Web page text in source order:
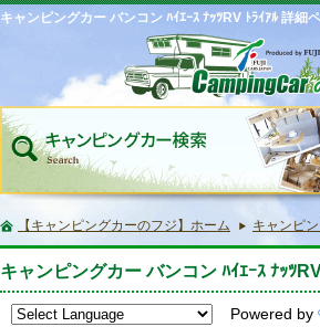
キャンピングカー バンコン ﾊｲｴｰｽ ﾅｯﾂRV ﾄﾗｲｱﾙ 詳細
【キャンピングカーのフジ】ホーム キャンピ
キャンピングカー バンコン ﾊｲｴｰｽ ﾅｯﾂ
Powered by